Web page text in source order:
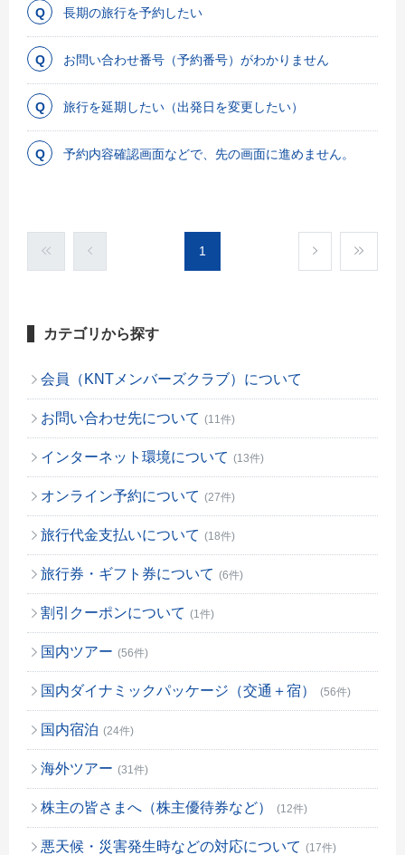
長期の旅行を予約したい
お問い合わせ番号（予約番号）がわかりません
旅行を延期したい（出発日を変更したい）
予約内容確認画面などで、先の画面に進めません。
1
カテゴリから探す
会員（KNTメンバーズクラブ）について
お問い合わせ先について (11件)
インターネット環境について (13件)
オンライン予約について (27件)
旅行代金支払いについて (18件)
旅行券・ギフト券について (6件)
割引クーポンについて (1件)
国内ツアー (56件)
国内ダイナミックパッケージ（交通＋宿） (56件)
国内宿泊 (24件)
海外ツアー (31件)
株主の皆さまへ（株主優待券など） (12件)
悪天候・災害発生時などの対応について (17件)